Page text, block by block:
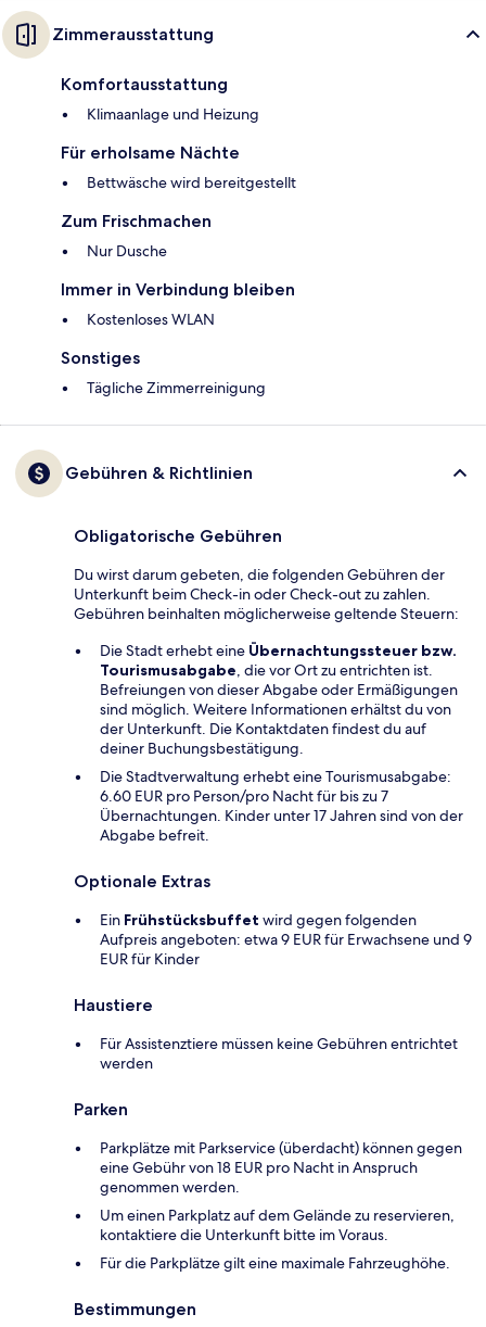
Zimmerausstattung
Komfortausstattung
Klimaanlage und Heizung
Für erholsame Nächte
Bettwäsche wird bereitgestellt
Zum Frischmachen
Nur Dusche
Immer in Verbindung bleiben
Kostenloses WLAN
Sonstiges
Tägliche Zimmerreinigung
Gebühren & Richtlinien
Obligatorische Gebühren
Du wirst darum gebeten, die folgenden Gebühren der
Unterkunft beim Check-in oder Check-out zu zahlen.
Gebühren beinhalten möglicherweise geltende Steuern:
Die Stadt erhebt eine Übernachtungssteuer bzw.
Tourismusabgabe, die vor Ort zu entrichten ist.
Befreiungen von dieser Abgabe oder Ermäßigungen
sind möglich. Weitere Informationen erhältst du von
der Unterkunft. Die Kontaktdaten findest du auf
deiner Buchungsbestätigung.
Die Stadtverwaltung erhebt eine Tourismusabgabe:
6.60 EUR pro Person/pro Nacht für bis zu 7
Übernachtungen. Kinder unter 17 Jahren sind von der
Abgabe befreit.
Optionale Extras
Ein Frühstücksbuffet wird gegen folgenden
Aufpreis angeboten: etwa 9 EUR für Erwachsene und 9
EUR für Kinder
Haustiere
Für Assistenztiere müssen keine Gebühren entrichtet
werden
Parken
Parkplätze mit Parkservice (überdacht) können gegen
eine Gebühr von 18 EUR pro Nacht in Anspruch
genommen werden.
Um einen Parkplatz auf dem Gelände zu reservieren,
kontaktiere die Unterkunft bitte im Voraus.
Für die Parkplätze gilt eine maximale Fahrzeughöhe.
Bestimmungen